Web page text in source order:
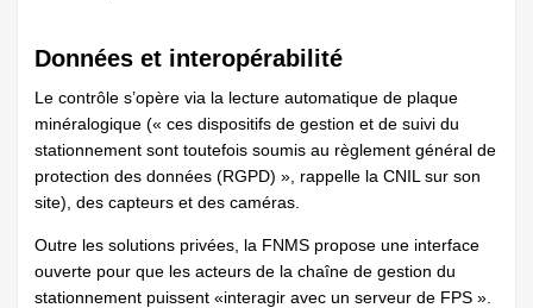
Données et interopérabilité
Le contrôle s’opère via la lecture automatique de plaque
minéralogique (« ces dispositifs de gestion et de suivi du
stationnement sont toutefois soumis au règlement général de
protection des données (RGPD) », rappelle la CNIL sur son
site), des capteurs et des caméras.
Outre les solutions privées, la FNMS propose une interface
ouverte pour que les acteurs de la chaîne de gestion du
stationnement puissent «interagir avec un serveur de FPS ».